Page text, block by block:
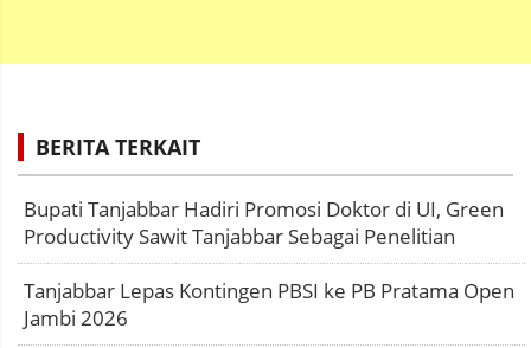
BERITA TERKAIT
Bupati Tanjabbar Hadiri Promosi Doktor di UI, Green
Productivity Sawit Tanjabbar Sebagai Penelitian
Tanjabbar Lepas Kontingen PBSI ke PB Pratama Open
Jambi 2026